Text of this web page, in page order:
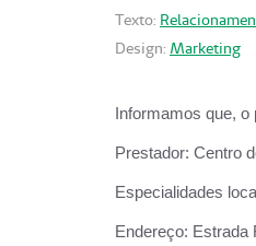
Texto:
Design: Marketing
Informamos que,
Prestador: Centro
Especialidades
Endereço: Estrada